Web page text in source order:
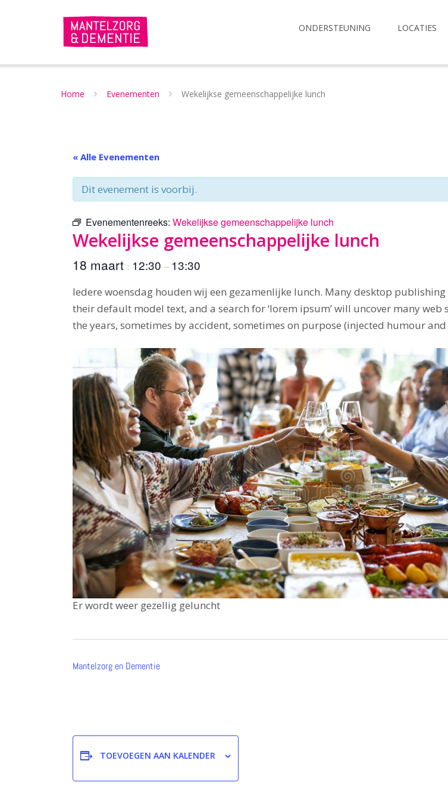
ONDERSTEUNING LOCATIES
Home Evenementen Wekelijkse gemeenschappelijke lunch
« Alle Evenementen
Dit evenement is voorbij.
Evenementenreeks: Wekelijkse gemeenschappelijke lunch
Wekelijkse gemeenschappelijke lunch
18 maart : 12:30 – 13:30
Iedere woensdag houden wij een gezamenlijke lunch. Many desktop
their default model text, and a search for ‘lorem ipsum’ will uncover many
the years, sometimes by accident, sometimes on purpose (injected humour and
Er wordt weer gezellig geluncht
Mantelzorg en Dementie
TOEVOEGEN AAN KALENDER